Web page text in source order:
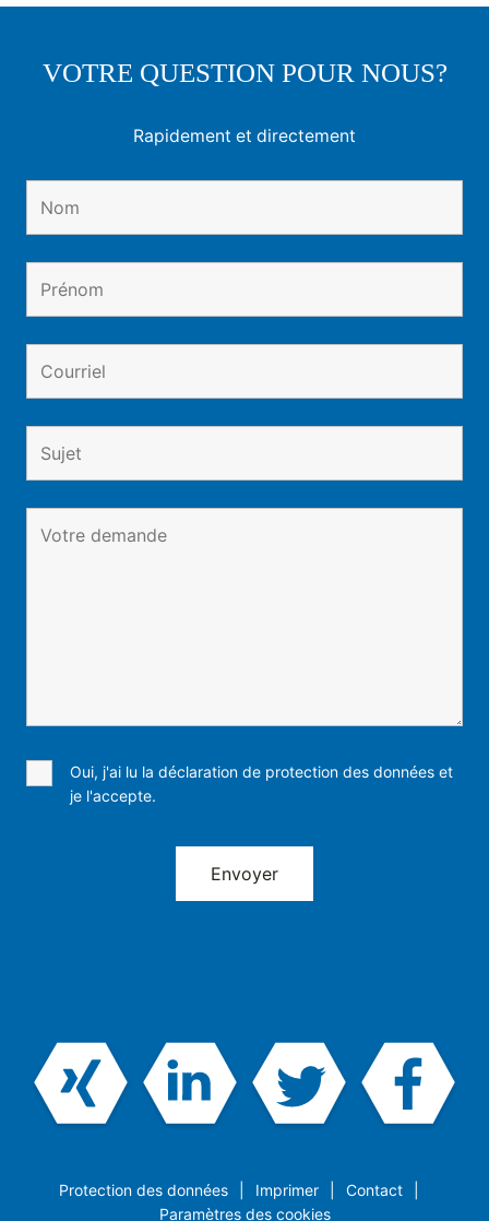
VOTRE QUESTION POUR NOUS?
Rapidement et directement
Oui, j'ai lu la déclaration de protection des données et
je l'accepte.
Protection des données Imprimer
Contact
Paramètres des cookies